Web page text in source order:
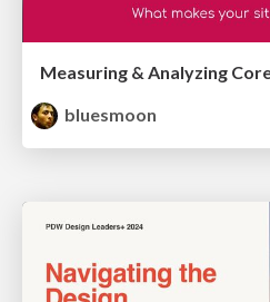
Measuring & Analyzing
bluesmoon